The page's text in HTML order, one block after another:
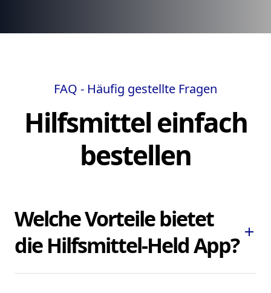
FAQ - Häufig gestellte Fragen
Hilfsmittel einfach
bestellen
Welche Vorteile bietet
die Hilfsmittel-Held App? add